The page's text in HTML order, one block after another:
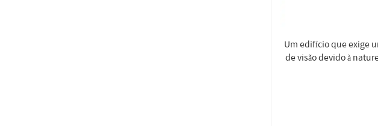
Um edifício que exige
de visão devido à